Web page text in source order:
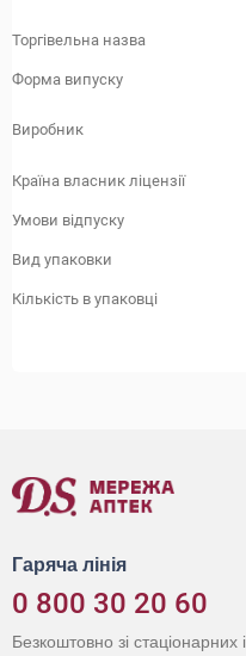
Торгівельна назва
Форма випуску
Виробник
Країна власник ліцензії
Умови відпуску
Вид упаковки
Кількість в упаковці
Гаряча лінія
0 800 30 20 60
Безкоштовно зі стаціонарних і